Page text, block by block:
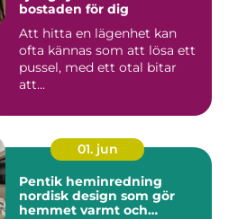
bostaden för dig
Att hitta en lägenhet kan
ofta kännas som att lösa ett
pussel, med ett otal bitar
att...
01. jun
Pentik heminredning
nordisk design som gör
hemmet varmt och